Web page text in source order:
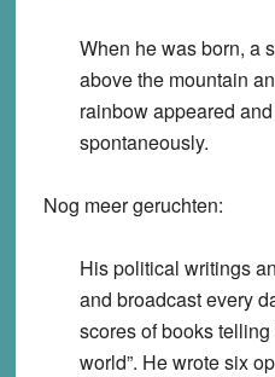
When he was born, a
above the mountain
rainbow appeared
spontaneously.
Nog meer geruchten:
His political writings
and broadcast every
scores of books telling
world”. He wrote six